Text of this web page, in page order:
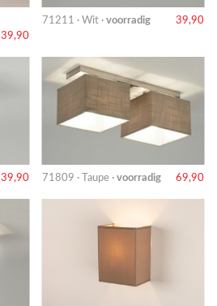
39,90
71211 · Wit · voorradig 39,90
39,90 71809 · Taupe · voorradig 69,90